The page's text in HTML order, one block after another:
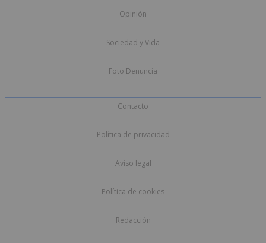
Opinión
Sociedad y Vida
Foto Denuncia
Contacto
Política de privacidad
Aviso legal
Política de cookies
Redacción